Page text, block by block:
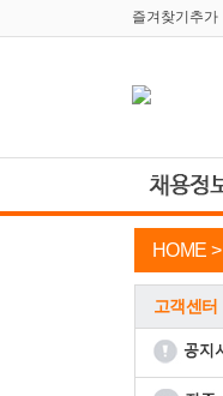
즐겨찾기추가
HOME >
고객센터